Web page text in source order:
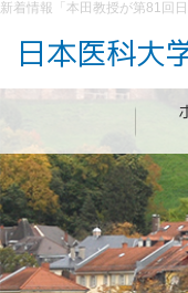
新着情報「本田教授が第81回
日本医科大